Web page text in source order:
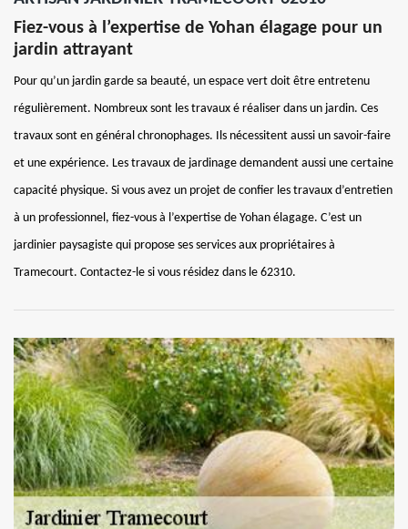
Fiez-vous à l’expertise de Yohan élagage pour un
jardin attrayant
Pour qu’un jardin garde sa beauté, un espace vert doit être entretenu
régulièrement. Nombreux sont les travaux é réaliser dans un jardin. Ces
travaux sont en général chronophages. Ils nécessitent aussi un savoir-faire
et une expérience. Les travaux de jardinage demandent aussi une certaine
capacité physique. Si vous avez un projet de confier les travaux d’entretien
à un professionnel, fiez-vous à l’expertise de Yohan élagage. C’est un
jardinier paysagiste qui propose ses services aux propriétaires à
Tramecourt. Contactez-le si vous résidez dans le 62310.